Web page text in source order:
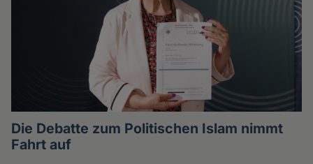
Die Debatte zum Politischen Islam nimmt
Fahrt auf